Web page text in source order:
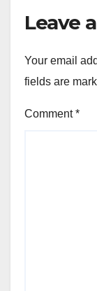
Leave
Your email
fields are
Comment*